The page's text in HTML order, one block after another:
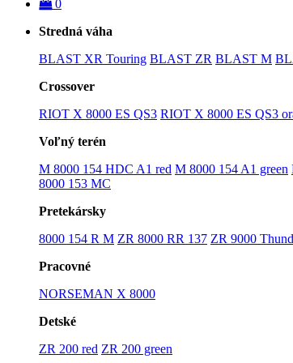
0
Stredná váha
BLAST XR Touring BLAST ZR BLAST M
Crossover
RIOT X 8000 ES QS3 RIOT X 8000 ES QS3
Voľný terén
M 8000 154 HDC A1 red M 8000 154 A1 green
8000 153 MC
Pretekársky
8000 154 R M ZR 8000 RR 137 ZR 9000
Pracovné
NORSEMAN X 8000
Detské
ZR 200 red ZR 200 green